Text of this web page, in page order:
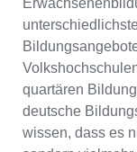
quartären
deutsche
wissen, dass es